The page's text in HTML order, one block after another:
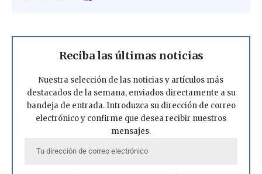
Reciba las últimas noticias
Nuestra selección de las noticias y artículos más
destacados de la semana, enviados directamente a su
bandeja de entrada. Introduzca su dirección de correo
electrónico y confirme que desea recibir nuestros
mensajes.